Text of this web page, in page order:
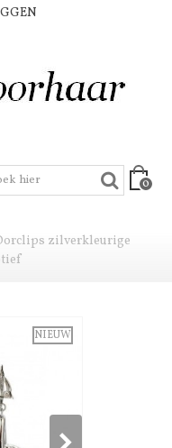
0
zilverkleurige
NIEUW